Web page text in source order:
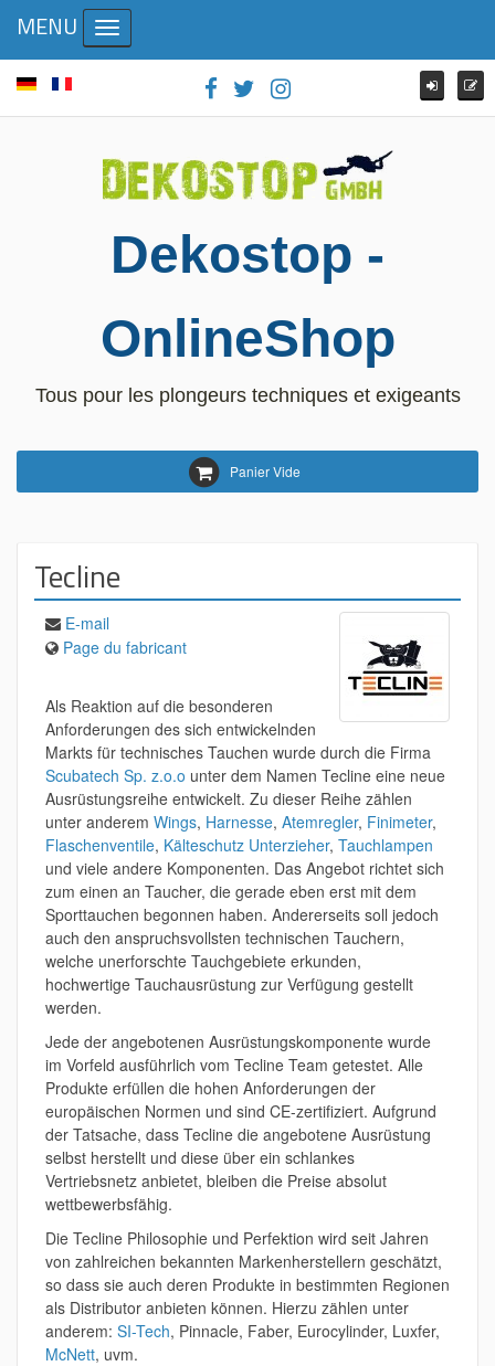
Dekostop -
OnlineShop
Tous pour les plongeurs techniques et exigeants
Panier Vide
MENU Toggle navigation
Tecline
E-mail
Page du fabricant
Als Reaktion auf die besonderen
Anforderungen des sich entwickelnden
Markts für technisches Tauchen wurde durch die Firma
Scubatech Sp. z.o.o unter dem Namen Tecline eine neue
Ausrüstungsreihe entwickelt. Zu dieser Reihe zählen
unter anderem Wings, Harnesse, Atemregler, Finimeter,
Flaschenventile, Kälteschutz Unterzieher, Tauchlampen
und viele andere Komponenten. Das Angebot richtet sich
zum einen an Taucher, die gerade eben erst mit dem
Sporttauchen begonnen haben. Andererseits soll jedoch
auch den anspruchsvollsten technischen Tauchern,
welche unerforschte Tauchgebiete erkunden,
hochwertige Tauchausrüstung zur Verfügung gestellt
werden.
Jede der angebotenen Ausrüstungskomponente wurde
im Vorfeld ausführlich vom Tecline Team getestet. Alle
Produkte erfüllen die hohen Anforderungen der
europäischen Normen und sind CE-zertifiziert. Aufgrund
der Tatsache, dass Tecline die angebotene Ausrüstung
selbst herstellt und diese über ein schlankes
Vertriebsnetz anbietet, bleiben die Preise absolut
wettbewerbsfähig.
Die Tecline Philosophie und Perfektion wird seit Jahren
von zahlreichen bekannten Markenherstellern geschätzt,
so dass sie auch deren Produkte in bestimmten Regionen
als Distributor anbieten können. Hierzu zählen unter
anderem: SI-Tech, Pinnacle, Faber, Eurocylinder, Luxfer,
McNett, uvm.